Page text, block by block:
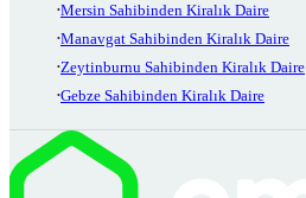
Mersin Sahibinden Kiralık Daire
Manavgat Sahibinden Kiralık Daire
Zeytinburnu Sahibinden Kiralık Daire
Gebze Sahibinden Kiralık Daire